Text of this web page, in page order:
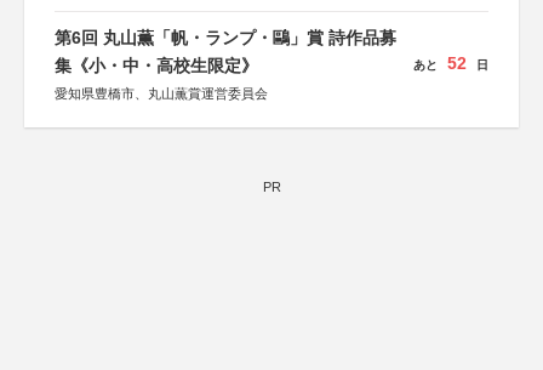
協賛：株式会社実業之日本社
第6回 丸山薫「帆・ランプ・鷗」賞 詩作品募
集《小・中・高校生限定》
愛知県豊橋市、丸山薫賞運営委員会
あと 52 日
PR